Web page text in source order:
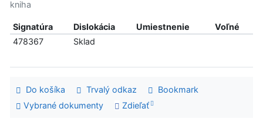
kniha
Signatúra Dislokácia Umiestnenie
Voľné
478367
Sklad
Do košíka Trvalý odkaz
Bookmark
Vybrané dokumenty
Zdieľať